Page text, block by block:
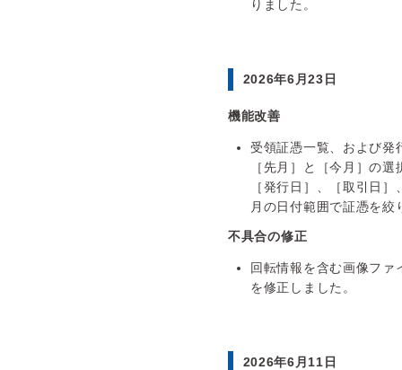
りました。
2026年6月23日
機能改善
受領証憑一覧、および発
［先月］と［今月］の
［発行日］、［取引日
月の日付範囲で証憑を絞
不具合の修正
回転情報を含む画像ファ
を修正しました。
2026年6月11日